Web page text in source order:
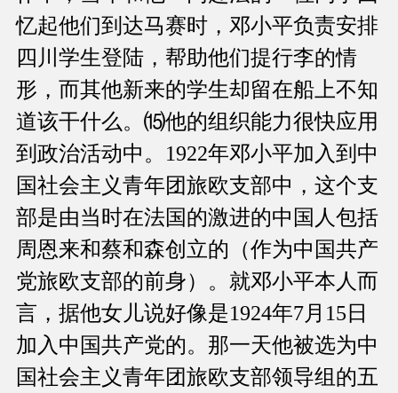
忆起他们到达马赛时，邓小平负责安排
四川学生登陆，帮助他们提行李的情
形，而其他新来的学生却留在船上不知
道该干什么。⒂他的组织能力很快应用
到政治活动中。1922年邓小平加入到中
国社会主义青年团旅欧支部中，这个支
部是由当时在法国的激进的中国人包括
周恩来和蔡和森创立的（作为中国共产
党旅欧支部的前身）。就邓小平本人而
言，据他女儿说好像是1924年7月15日
加入中国共产党的。那一天他被选为中
国社会主义青年团旅欧支部领导组的五